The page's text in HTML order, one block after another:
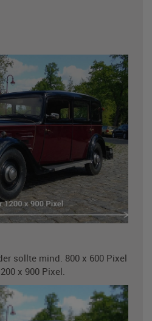
sollte mind. 800 x 600 Pixel
x 900 Pixel.